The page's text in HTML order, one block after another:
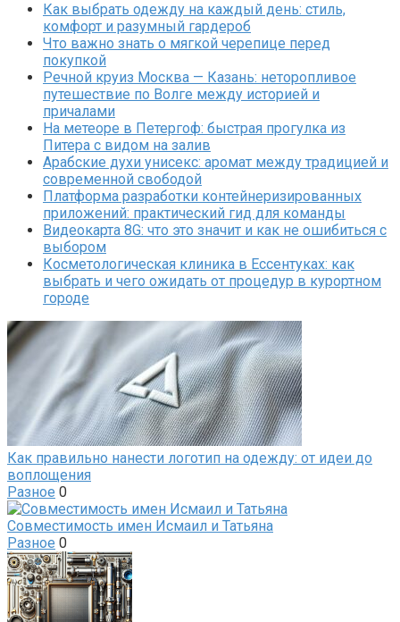
Как выбрать одежду на каждый день: стиль,
комфорт и разумный гардероб
Что важно знать о мягкой черепице перед
покупкой
Речной круиз Москва — Казань: неторопливое
путешествие по Волге между историей и
причалами
На метеоре в Петергоф: быстрая прогулка из
Питера с видом на залив
Арабские духи унисекс: аромат между традицией и
современной свободой
Платформа разработки контейнеризированных
приложений: практический гид для команды
Видеокарта 8G: что это значит и как не ошибиться с
выбором
Косметологическая клиника в Ессентуках: как
выбрать и чего ожидать от процедур в курортном
городе
Как правильно нанести логотип на одежду: от идеи до
воплощения
Разное 0
Совместимость имен Исмаил и Татьяна
Разное 0